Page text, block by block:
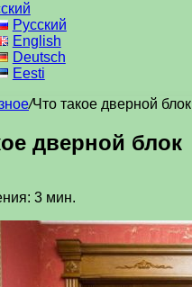
Русский
English
Deutsch
Eesti
/Что такое дверной блок
дверной блок
3 мин.